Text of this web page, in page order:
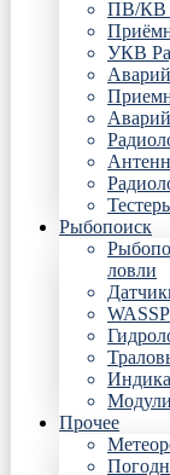
ПВ/КВ
УКВ
Рыбопоиск
ловли
Прочее